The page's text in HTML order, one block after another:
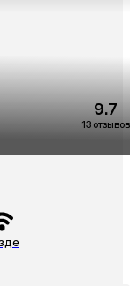
9.7
13 отзывов